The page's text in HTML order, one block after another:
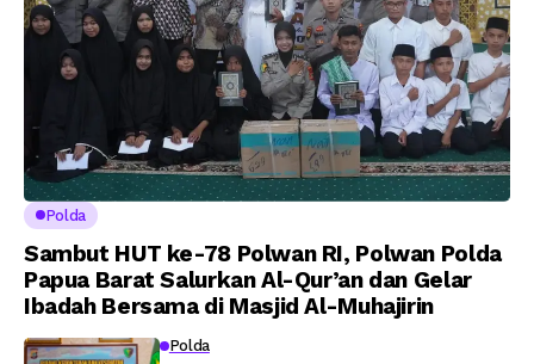
Polda
Sambut HUT ke-78 Polwan RI, Polwan Polda
Papua Barat Salurkan Al-Qur’an dan Gelar
Ibadah Bersama di Masjid Al-Muhajirin
Polda